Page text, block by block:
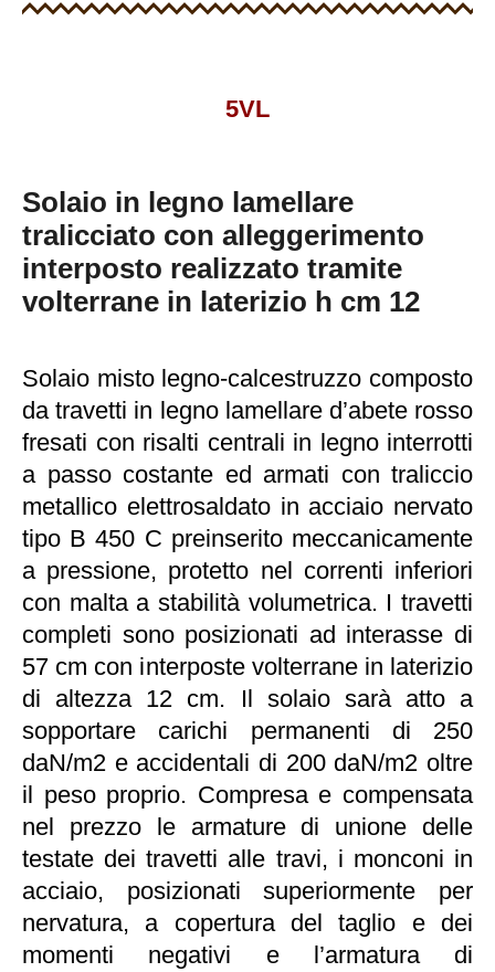
5VL
Solaio in legno lamellare
tralicciato con alleggerimento
interposto realizzato tramite
volterrane in laterizio h cm 12
Solaio misto legno-calcestruzzo composto
da travetti in legno lamellare d’abete rosso
fresati con risalti centrali in legno interrotti
a passo costante ed armati con traliccio
metallico elettrosaldato in acciaio nervato
tipo B 450 C preinserito meccanicamente
a pressione, protetto nel correnti inferiori
con malta a stabilità volumetrica. I travetti
completi sono posizionati ad interasse di
57 cm con interposte volterrane in laterizio
di altezza 12 cm. Il solaio sarà atto a
sopportare carichi permanenti di 250
daN/m2 e accidentali di 200 daN/m2 oltre
il peso proprio. Compresa e compensata
nel prezzo le armature di unione delle
testate dei travetti alle travi, i monconi in
acciaio, posizionati superiormente per
nervatura, a copertura del taglio e dei
momenti negativi e l’armatura di